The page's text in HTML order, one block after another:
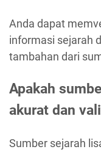
Anda dapat
informasi sejarah
tambahan dari
Apakah
akurat dan
Sumber sejarah